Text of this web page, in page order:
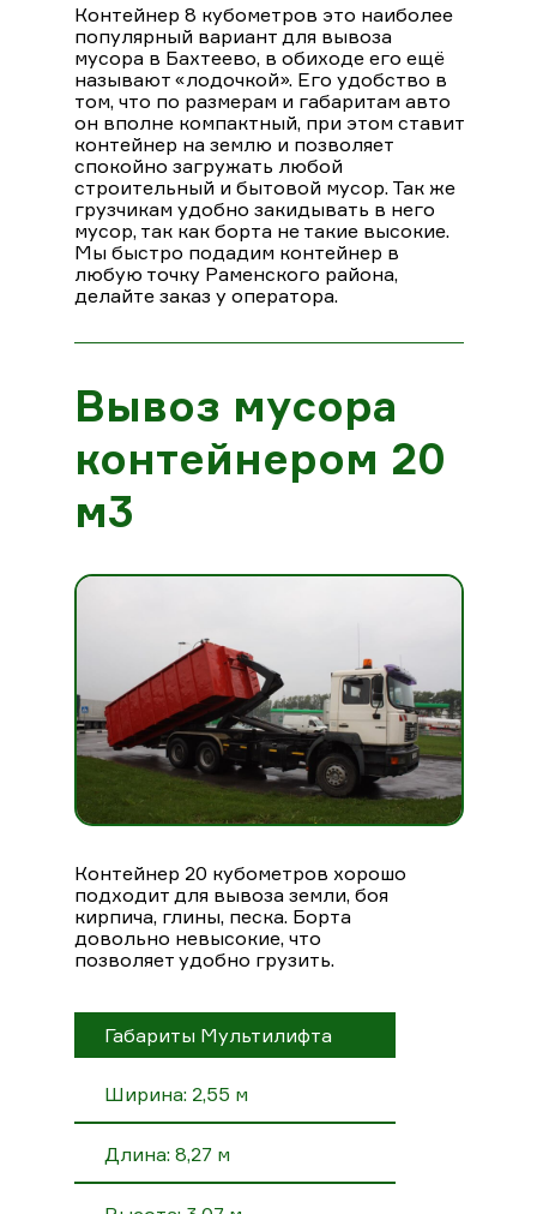
Контейнер 8 кубометров это наиболее
популярный вариант для вывоза
мусора в Бахтеево, в обиходе его ещё
называют «лодочкой». Его удобство в
том, что по размерам и габаритам авто
он вполне компактный, при этом ставит
контейнер на землю и позволяет
спокойно загружать любой
строительный и бытовой мусор. Так же
грузчикам удобно закидывать в него
мусор, так как борта не такие высокие.
Мы быстро подадим контейнер в
любую точку Раменского района,
делайте заказ у оператора.
Вывоз мусора
контейнером 20
м3
Контейнер 20 кубометров хорошо
подходит для вывоза земли, боя
кирпича, глины, песка. Борта
довольно невысокие, что
позволяет удобно грузить.
Габариты Мультилифта
Ширина: 2,55 м
Длина: 8,27 м